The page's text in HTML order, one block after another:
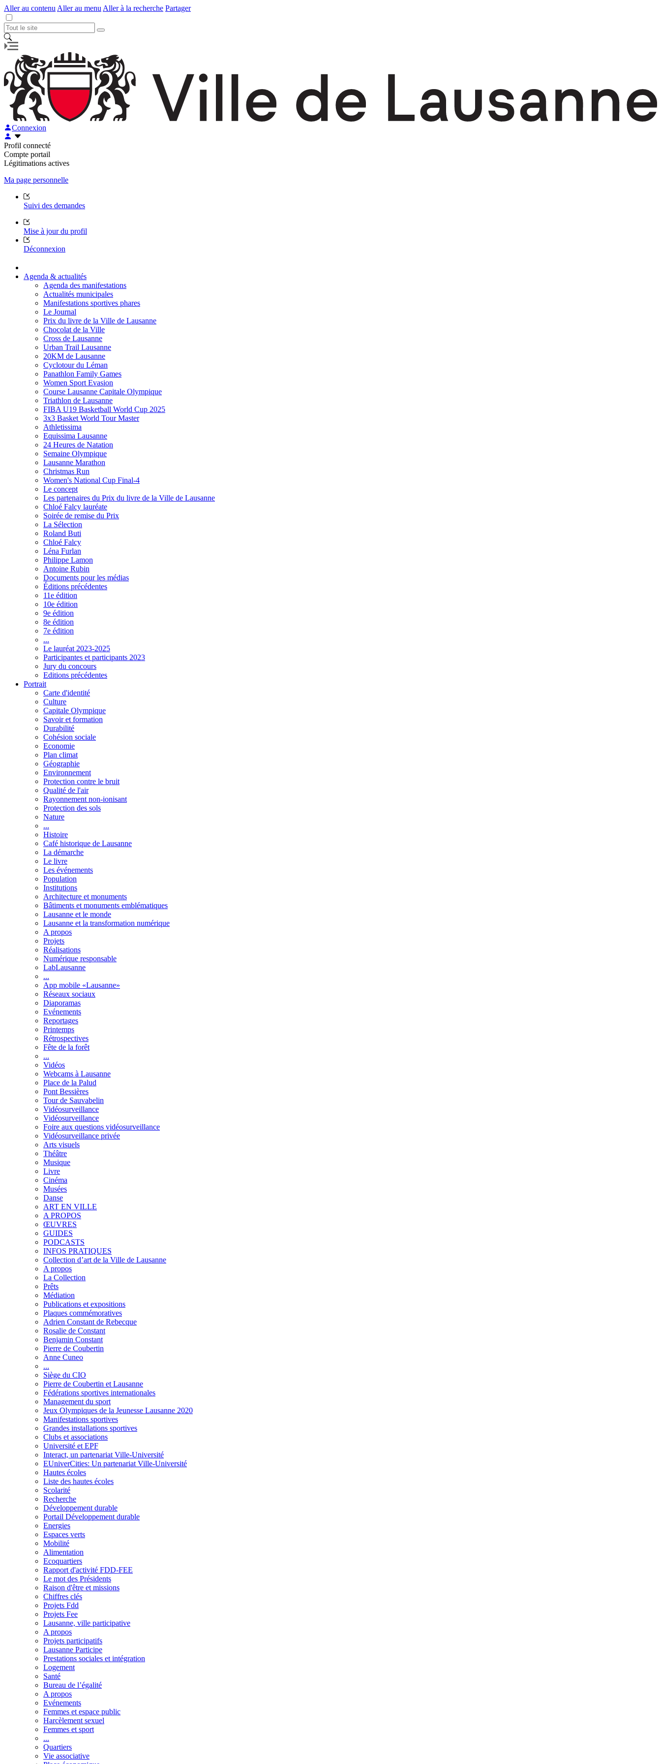
Aller au contenu Aller au menu Aller à la recherche Partager
Connexion
Profil connecté
Compte portail
Légitimations actives
Ma page personnelle
Suivi des demandes
Mise à jour du profil
Déconnexion
Agenda & actualités
Agenda des manifestations
Actualités municipales
Manifestations sportives phares
Le Journal
Prix du livre de la Ville de Lausanne
Chocolat de la Ville
Cross de Lausanne
Urban Trail Lausanne
20KM de Lausanne
Cyclotour du Léman
Panathlon Family Games
Women Sport Evasion
Course Lausanne Capitale Olympique
Triathlon de Lausanne
FIBA U19 Basketball World Cup 2025
3x3 Basket World Tour Master
Athletissima
Equissima Lausanne
24 Heures de Natation
Semaine Olympique
Lausanne Marathon
Christmas Run
Women's National Cup Final-4
Le concept
Les partenaires du Prix du livre de la Ville de Lausanne
Chloé Falcy lauréate
Soirée de remise du Prix
La Sélection
Roland Buti
Chloé Falcy
Léna Furlan
Philippe Lamon
Antoine Rubin
Documents pour les médias
Éditions précédentes
11e édition
10e édition
9e édition
8e édition
7e édition
...
Le lauréat 2023-2025
Participantes et participants 2023
Jury du concours
Editions précédentes
Portrait
Carte d'identité
Culture
Capitale Olympique
Savoir et formation
Durabilité
Cohésion sociale
Economie
Plan climat
Géographie
Environnement
Protection contre le bruit
Qualité de l'air
Rayonnement non-ionisant
Protection des sols
Nature
...
Histoire
Café historique de Lausanne
La démarche
Le livre
Les événements
Population
Institutions
Architecture et monuments
Bâtiments et monuments emblématiques
Lausanne et le monde
Lausanne et la transformation numérique
A propos
Projets
Réalisations
Numérique responsable
LabLausanne
...
App mobile «Lausanne»
Réseaux sociaux
Diaporamas
Evénements
Reportages
Printemps
Rétrospectives
Fête de la forêt
...
Vidéos
Webcams à Lausanne
Place de la Palud
Pont Bessières
Tour de Sauvabelin
Vidéosurveillance
Vidéosurveillance
Foire aux questions vidéosurveillance
Vidéosurveillance privée
Arts visuels
Théâtre
Musique
Livre
Cinéma
Musées
Danse
ART EN VILLE
A PROPOS
ŒUVRES
GUIDES
PODCASTS
INFOS PRATIQUES
Collection d’art de la Ville de Lausanne
A propos
La Collection
Prêts
Médiation
Publications et expositions
Plaques commémoratives
Adrien Constant de Rebecque
Rosalie de Constant
Benjamin Constant
Pierre de Coubertin
Anne Cuneo
...
Siège du CIO
Pierre de Coubertin et Lausanne
Fédérations sportives internationales
Management du sport
Jeux Olympiques de la Jeunesse Lausanne 2020
Manifestations sportives
Grandes installations sportives
Clubs et associations
Université et EPF
Interact, un partenariat Ville-Université
EUniverCities: Un partenariat Ville-Université
Hautes écoles
Liste des hautes écoles
Scolarité
Recherche
Développement durable
Portail Développement durable
Energies
Espaces verts
Mobilité
Alimentation
Ecoquartiers
Rapport d'activité FDD-FEE
Le mot des Présidents
Raison d'être et missions
Chiffres clés
Projets Fdd
Projets Fee
Lausanne, ville participative
A propos
Projets participatifs
Lausanne Participe
Prestations sociales et intégration
Logement
Santé
Bureau de l’égalité
A propos
Evénements
Femmes et espace public
Harcèlement sexuel
Femmes et sport
...
Quartiers
Vie associative